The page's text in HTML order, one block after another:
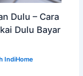
Dulu – Cara
Dulu Bayar
IndiHome